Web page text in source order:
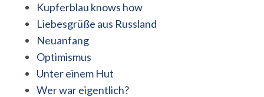
Kupferblau knows how
Liebesgrüße aus Russland
Neuanfang
Optimismus
Unter einem Hut
Wer war eigentlich?